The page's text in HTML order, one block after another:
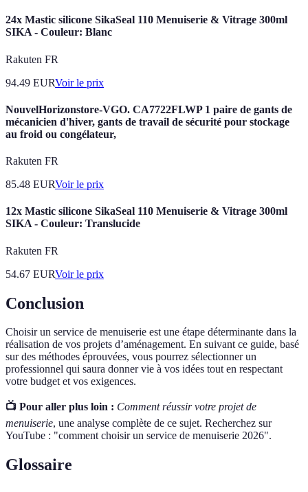
24x Mastic silicone SikaSeal 110 Menuiserie & Vitrage 300ml
SIKA - Couleur: Blanc
Rakuten FR
94.49 EURVoir le prix
NouvelHorizonstore-VGO. CA7722FLWP 1 paire de gants de
mécanicien d'hiver, gants de travail de sécurité pour stockage
au froid ou congélateur,
Rakuten FR
85.48 EURVoir le prix
12x Mastic silicone SikaSeal 110 Menuiserie & Vitrage 300ml
SIKA - Couleur: Translucide
Rakuten FR
54.67 EURVoir le prix
Conclusion
Choisir un service de menuiserie est une étape déterminante dans la
réalisation de vos projets d’aménagement. En suivant ce guide, basé
sur des méthodes éprouvées, vous pourrez sélectionner un
professionnel qui saura donner vie à vos idées tout en respectant
votre budget et vos exigences.
📺 Pour aller plus loin : Comment réussir votre projet de
menuiserie, une analyse complète de ce sujet. Recherchez sur
YouTube : "comment choisir un service de menuiserie 2026".
Glossaire